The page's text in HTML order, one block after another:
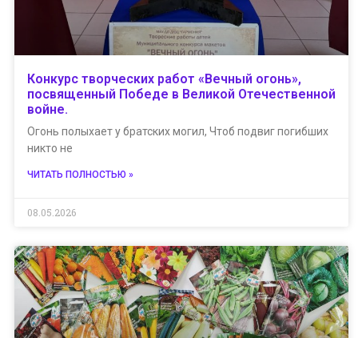
Конкурс творческих работ «Вечный огонь»,
посвященный Победе в Великой Отечественной
войне.
Огонь полыхает у братских могил, Чтоб подвиг погибших
никто не
ЧИТАТЬ ПОЛНОСТЬЮ »
08.05.2026